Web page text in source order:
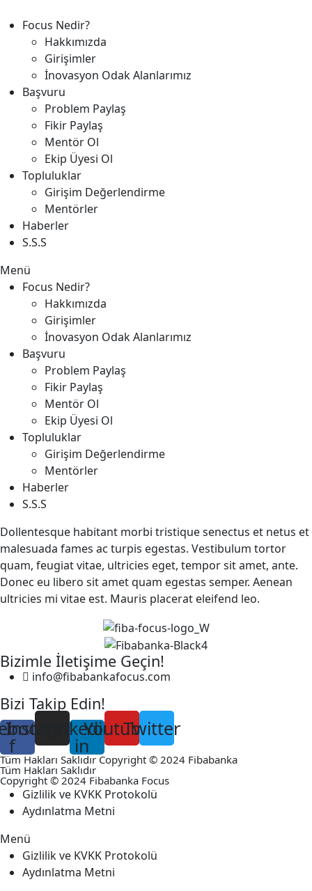
Focus Nedir?
Hakkımızda
Girişimler
İnovasyon Odak Alanlarımız
Başvuru
Problem Paylaş
Fikir Paylaş
Mentör Ol
Ekip Üyesi Ol
Topluluklar
Girişim Değerlendirme
Mentörler
Haberler
S.S.S
Menü
Focus Nedir?
Hakkımızda
Girişimler
İnovasyon Odak Alanlarımız
Başvuru
Problem Paylaş
Fikir Paylaş
Mentör Ol
Ekip Üyesi Ol
Topluluklar
Girişim Değerlendirme
Mentörler
Haberler
S.S.S
Dollentesque habitant morbi tristique senectus et netus et
malesuada fames ac turpis egestas. Vestibulum tortor
quam, feugiat vitae, ultricies eget, tempor sit amet, ante.
Donec eu libero sit amet quam egestas semper. Aenean
ultricies mi vitae est. Mauris placerat eleifend leo.
Bizimle İletişime Geçin!
info@fibabankafocus.com
Bizi Takip Edin!
f
InstagramLinkedin-
in
YoutubeTwitter
Tüm Hakları Saklıdır Copyright © 2024 Fibabanka
Tüm Hakları Saklıdır
Copyright © 2024 Fibabanka Focus
Gizlilik ve KVKK Protokolü
Aydınlatma Metni
Menü
Gizlilik ve KVKK Protokolü
Aydınlatma Metni